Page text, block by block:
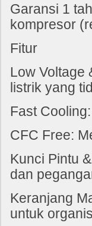
Garansi 1
kompresor
Fitur
Low Voltage
listrik yang
Fast
CFC Free:
Kunci Pintu
dan
Keranjang
untuk